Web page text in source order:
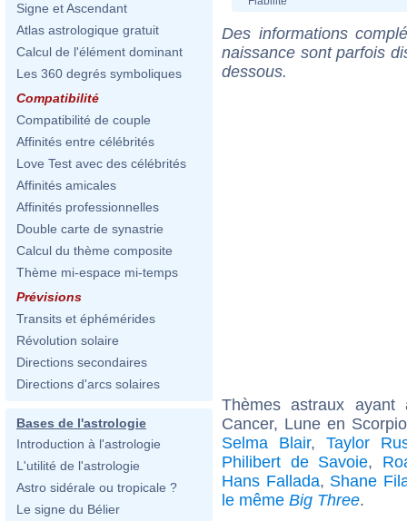
Signe et Ascendant
Atlas astrologique gratuit
Calcul de l'élément dominant
Les 360 degrés symboliques
Compatibilité
Compatibilité de couple
Affinités entre célébrités
Love Test avec des célébrités
Affinités amicales
Affinités professionnelles
Double carte de synastrie
Calcul du thème composite
Thème mi-espace mi-temps
Prévisions
Transits et éphémérides
Révolution solaire
Directions secondaires
Directions d'arcs solaires
Bases de l'astrologie
Introduction à l'astrologie
L'utilité de l'astrologie
Astro sidérale ou tropicale ?
Le signe du Bélier
Des informations
naissance sont parfois
dessous.
Thèmes astraux
Cancer, Lune en
Selma Blair, Taylor
Philibert de Savoie,
Hans Fallada, Shane
le même Big Three.